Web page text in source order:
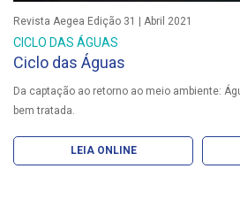
Revista Aegea Edição 31 | Abril 2021
CICLO DAS ÁGUAS
Ciclo das Águas
Da captação ao retorno ao meio ambiente:
bem tratada.
LEIA ONLINE